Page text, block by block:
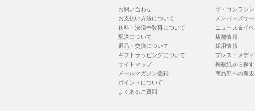
お問い合わせ
お支払い方法について
送料・決済手数料について
配送について
返品・交換について
ギフトラッピングについて
サイトマップ
メールマガジン登録
ポイントについて
よくあるご質問
ザ・コンラン
メンバーズサ
ニュース＆イベ
店舗情報
採用情報
プレス・メデ
掲載紙から探す
商品部への新